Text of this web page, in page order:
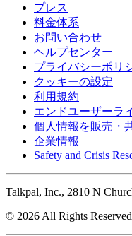
プレス
料金体系
お問い合わせ
ヘルプセンター
プライバシーポリ
クッキーの設定
利用規約
エンドユーザーラ
個人情報を販売・
企業情報
Safety and Crisis
Talkpal, Inc., 2810 N
© 2026 All Rights